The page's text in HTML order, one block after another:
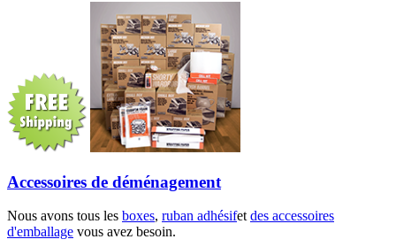
Accessoires de déménagement
Nous avons tous les boxes, ruban adhésifetdes accessoires
d'emballage vous avez besoin.